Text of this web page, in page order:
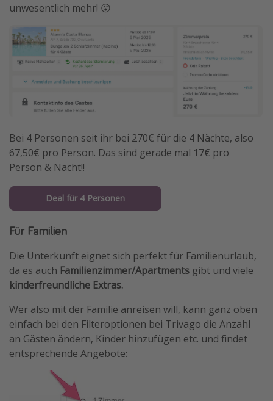
unwesentlich mehr! 😮
Bei 4 Personen seit ihr bei 270€ für die 4 Nächte, also
67,50€ pro Person. Das sind gerade mal 17€ pro
Person & Nacht!!
Deal für 4 Personen
Für Familien
Die Unterkunft eignet sich perfekt für Familienurlaub,
da es auch Familienzimmer/Apartments gibt und viele
kinderfreundliche Extras.
Wer also mit der Familie anreisen will, kann ganz oben
einfach bei den Filteroptionen bei Trivago die Anzahl
an Gästen ändern, Kinder hinzufügen etc. und findet
entsprechende Angebote: